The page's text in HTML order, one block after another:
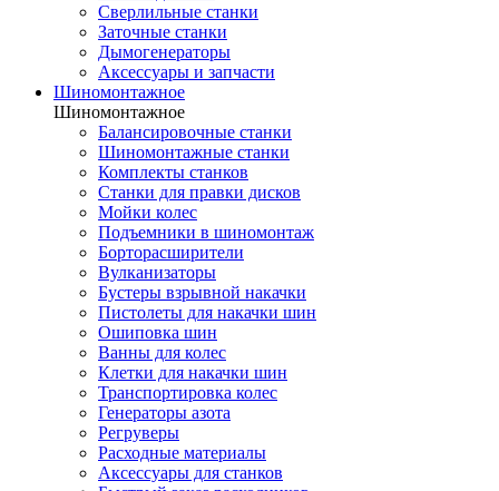
Сверлильные станки
Заточные станки
Дымогенераторы
Аксессуары и запчасти
Шиномонтажное
Шиномонтажное
Балансировочные станки
Шиномонтажные станки
Комплекты станков
Станки для правки дисков
Мойки колес
Подъемники в шиномонтаж
Борторасширители
Вулканизаторы
Бустеры взрывной накачки
Пистолеты для накачки шин
Ошиповка шин
Ванны для колес
Клетки для накачки шин
Транспортировка колес
Генераторы азота
Регруверы
Расходные материалы
Аксессуары для станков